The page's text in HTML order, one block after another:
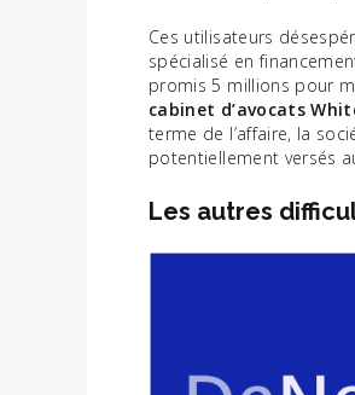
Ces utilisateurs
spécialisé en
promis 5 millions pour
cabinet d’avocats
terme de l’affaire, la
potentiellement versés
Les autres